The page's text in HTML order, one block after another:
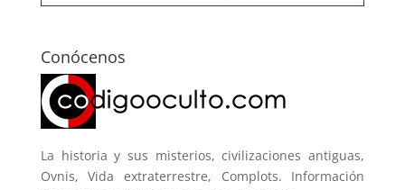
Conócenos
La historia y sus misterios, civilizaciones antiguas,
Ovnis, Vida extraterrestre, Complots. Información